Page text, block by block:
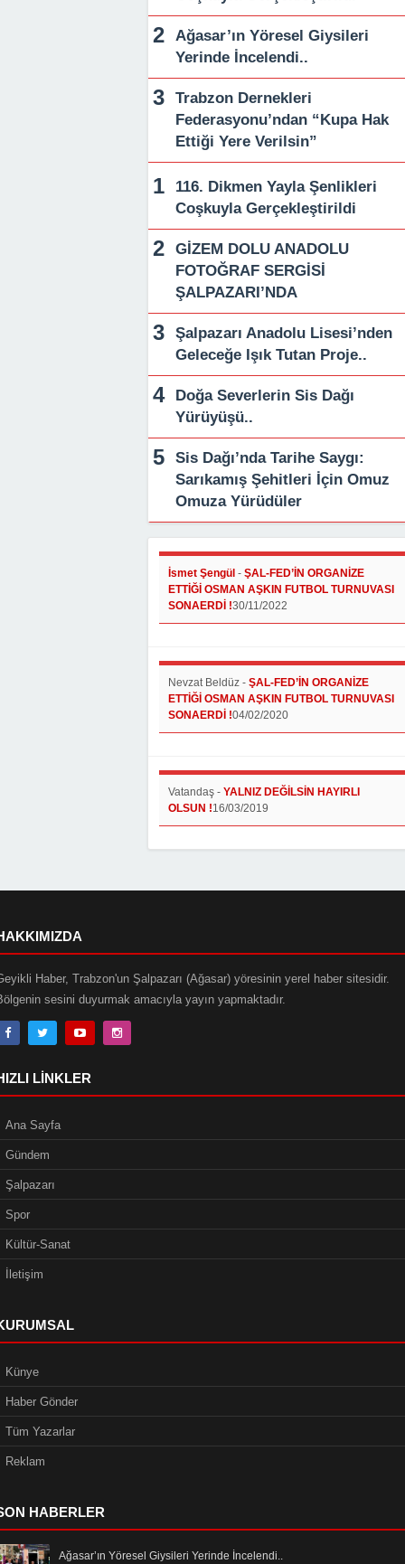
Ağasar’ın Yöresel Giysileri
Yerinde İncelendi..
Trabzon Dernekleri
Federasyonu’ndan “Kupa Hak
Ettiği Yere Verilsin”
116. Dikmen Yayla Şenlikleri
Coşkuyla Gerçekleştirildi
GİZEM DOLU ANADOLU
FOTOĞRAF SERGİSİ
ŞALPAZARI’NDA
Şalpazarı Anadolu Lisesi’nden
Geleceğe Işık Tutan Proje..
Doğa Severlerin Sis Dağı
Yürüyüşü..
Sis Dağı’nda Tarihe Saygı:
Sarıkamış Şehitleri İçin Omuz
Omuza Yürüdüler
İsmet Şengül - ŞAL-FED’İN ORGANİZE
ETTİĞİ OSMAN AŞKIN FUTBOL TURNUVASI
SONAERDİ !30/11/2022
Nevzat Beldüz - ŞAL-FED’İN ORGANİZE
ETTİĞİ OSMAN AŞKIN FUTBOL TURNUVASI
SONAERDİ !04/02/2020
Vatandaş - YALNIZ DEĞİLSİN HAYIRLI
OLSUN !16/03/2019
Haber, Trabzon'un Şalpazarı (Ağasar) yöresinin yerel haber sitesidir.
sesini duyurmak amacıyla yayın yapmaktadır.
LINKLER
Ana Sayfa
Gündem
Şalpazarı
Spor
Kültür-Sanat
İletişim
Künye
Haber Gönder
Tüm Yazarlar
Reklam
HABERLER
Ağasar’ın Yöresel Giysileri Yerinde İncelendi..